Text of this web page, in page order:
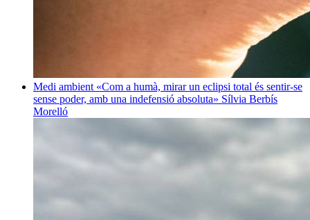
Medi ambient «Com a humà, mirar un eclipsi total és sentir-se
sense poder, amb una indefensió absoluta» Sílvia Berbís
Morelló